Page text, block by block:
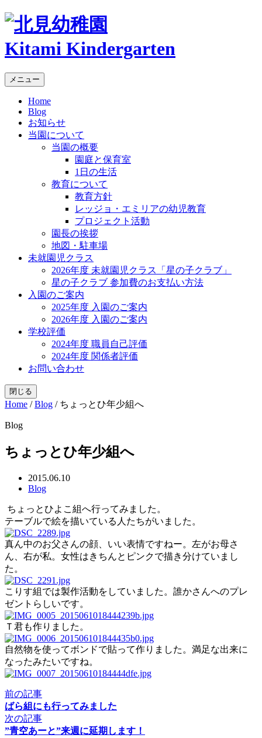
Kitami Kindergarten
メニュー
Home
Blog
お知らせ
当園について
当園の概要
園庭と保育室
1日の生活
教育について
教育方針
レッジョ・エミリアの幼児教育
プロジェクト活動
園長の挨拶
地図・駐車場
未就園児クラス
2026年度 未就園児クラス「星の子クラブ」
星の子クラブ 参加費のお支払い方法
入園のご案内
2025年度 入園のご案内
2026年度 入園のご案内
学校評価
2024年度 職員自己評価
2024年度 関係者評価
お問い合わせ
閉じる
Home /Blog / ちょっとひ年少組へ
Blog
ちょっとひ年少組へ
2015.06.10
Blog
ちょっとひよこ組へ行ってみました。
テーブルで絵を描いている人たちがいました。
真ん中のお父さんの顔、いい表情ですねー。左がお母さ
ん、右が私。女性はきちんとピンクで描き分けていまし
た。
こりす組では製作活動をしていました。誰かさんへのプレ
ゼントらしいです。
Ｔ君も作りました。
自然物を使ってボンドで貼って作りました。満足な出来に
なったみたいですね。
前の記事
ばら組にも行ってみました
次の記事
”青空あーと”来週に延期します！